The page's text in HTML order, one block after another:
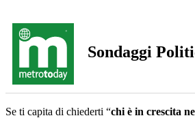
Sondaggi
Se ti capita di chiederti “chi è in crescita